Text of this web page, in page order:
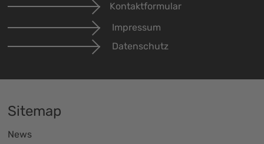
Kontaktformular
Impressum
Datenschutz
Sitemap
News